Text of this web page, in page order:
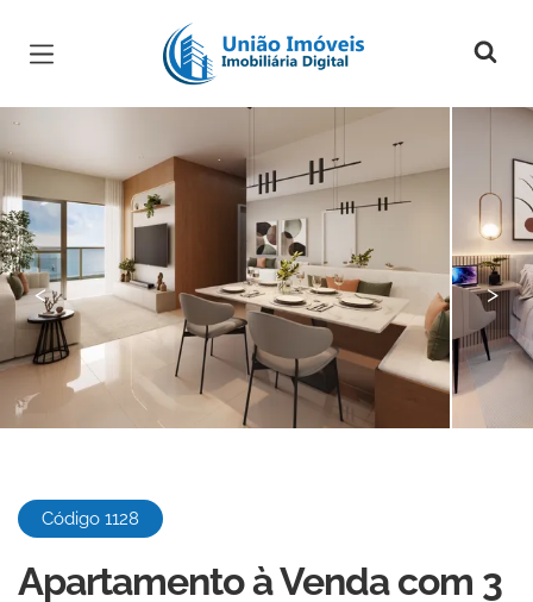
Página inicial
< >
Código 1128
Apartamento à Venda com 3